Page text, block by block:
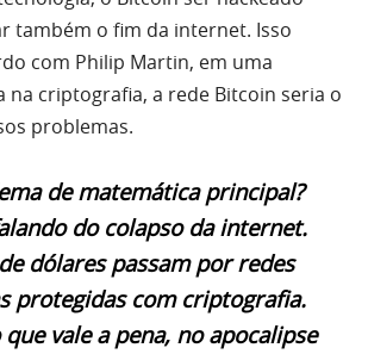
também o fim da internet. Isso
com Philip Martin, em uma
na criptografia, a rede Bitcoin seria o
problemas.
de matemática principal?
do colapso da internet.
dólares passam por redes
protegidas com criptografia.
vale a pena, no apocalipse